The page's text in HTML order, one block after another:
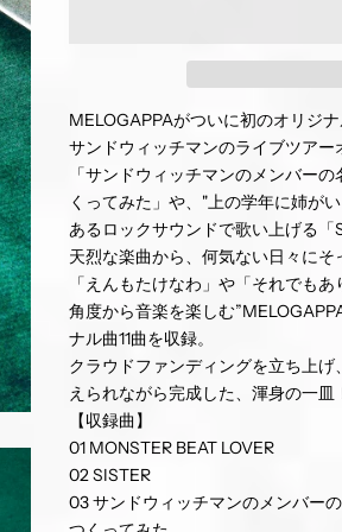
MELOGAPPAがついに初のオリジ
サンドウィッチマンのライブツア
「サンドウィッチマンのメンバー
くってみた」や、"上の学年に姉が
あるロックサウンドで歌い上げる「
天烈な楽曲から、何気ない日々に
「えんもたけなわ」や「それでも
角度から音楽を楽しむ
ナル曲11曲を収録。
クラウドファンディングを立ち上
えられながら完成した、渾身の一皿
【収録曲】
01 MONSTER BEAT LOVER
02 SISTER
03 サンドウィッチマンのメンバー